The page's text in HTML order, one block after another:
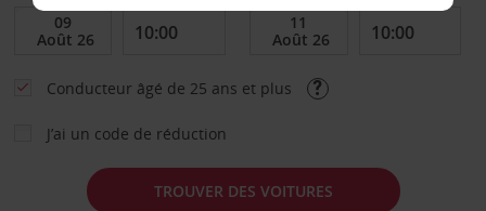
Conducteur âgé de 25 ans et plus
J’ai un code de réduction
TROUVER DES VOITURES